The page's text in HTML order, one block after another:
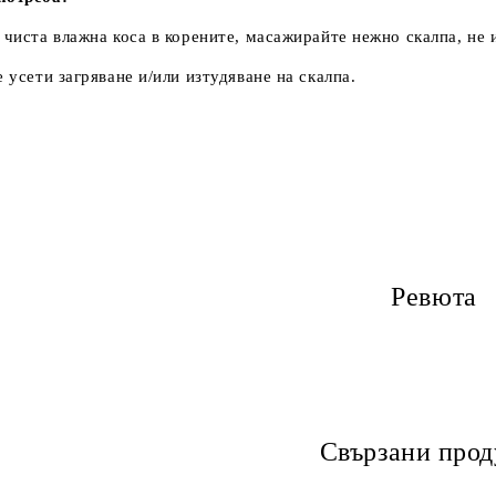
влажна коса в корените, масажирайте нежно скалпа, не
загряване и/или изтудяване на скалпа.
Ревюта
Свързани